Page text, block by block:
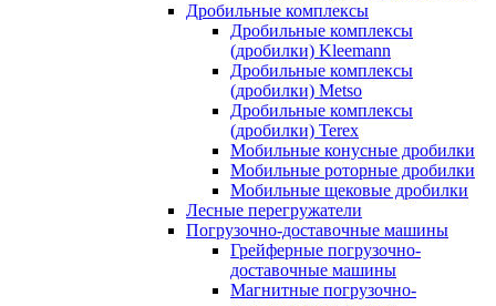
Дробильные комплексы
Дробильные комплексы
(дробилки) Kleemann
Дробильные комплексы
(дробилки) Metso
Дробильные комплексы
(дробилки) Terex
Мобильные конусные дробилки
Мобильные роторные дробилки
Мобильные щековые дробилки
Лесные перегружатели
Погрузочно-доставочные машины
Грейферные погрузочно-
доставочные машины
Магнитные погрузочно-